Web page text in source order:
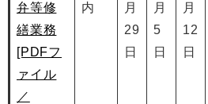
弁等修
繕業務
[PDFフ
ァイル
／
内
月
29
日
月
5
日
月
12
日